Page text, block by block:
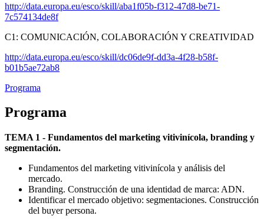
http://data.europa.eu/esco/skill/aba1f05b-f312-47d8-be71-
7c574134de8f
C1: COMUNICACIÓN, COLABORACIÓN Y CREATIVIDAD
http://data.europa.eu/esco/skill/dc06de9f-dd3a-4f28-b58f-
b01b5ae72ab8
Programa
Programa
TEMA 1 - Fundamentos del marketing vitivinícola, branding y
segmentación.
Fundamentos del marketing vitivinícola y análisis del
mercado.
Branding. Construcción de una identidad de marca: ADN.
Identificar el mercado objetivo: segmentaciones. Construcción
del buyer persona.